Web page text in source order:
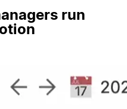
run